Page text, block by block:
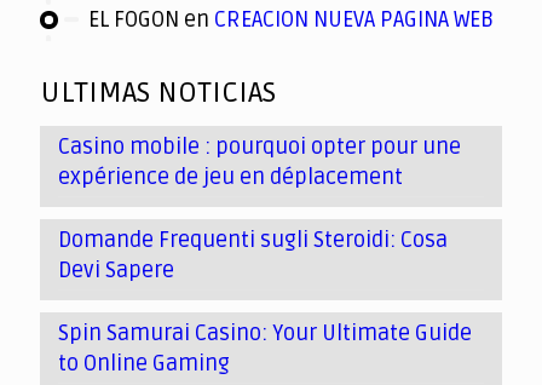
EL FOGON en CREACION NUEVA PAGINA WEB
ULTIMAS NOTICIAS
Casino mobile : pourquoi opter pour une
expérience de jeu en déplacement
Domande Frequenti sugli Steroidi: Cosa
Devi Sapere
Spin Samurai Casino: Your Ultimate Guide
to Online Gaming